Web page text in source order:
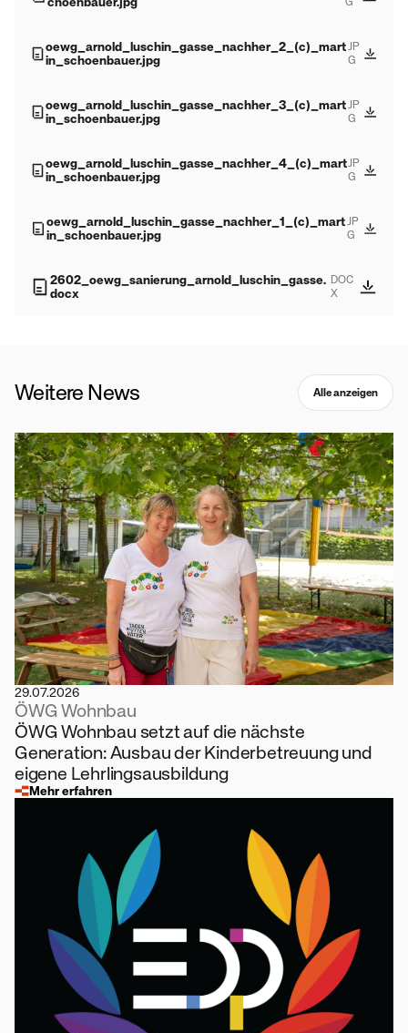
oewg_arnold_luschin_gasse_nachher_2_(c)_mart
in_schoenbauer.jpg
JP
G
oewg_arnold_luschin_gasse_nachher_3_(c)_mart
in_schoenbauer.jpg
JP
G
oewg_arnold_luschin_gasse_nachher_4_(c)_mart
in_schoenbauer.jpg
JP
G
oewg_arnold_luschin_gasse_nachher_1_(c)_mart
in_schoenbauer.jpg
JP
G
2602_oewg_sanierung_arnold_luschin_gasse.
docx
DOC
X
Weitere News Alle anzeigen
29.07.2026
ÖWG Wohnbau
ÖWG Wohnbau setzt auf die nächste
Generation: Ausbau der Kinderbetreuung und
eigene Lehrlingsausbildung
Mehr erfahren